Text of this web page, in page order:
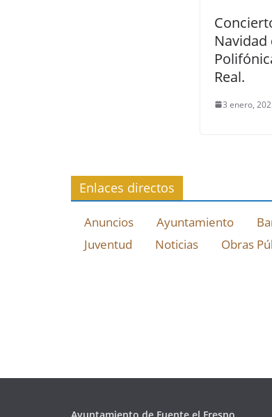
Navidad
Real.
3 enero,
Enlaces directos
Anuncios Ayuntamiento
Juventud
Noticias Obras